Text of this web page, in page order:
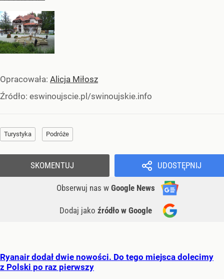
Opracowała: Alicja Miłosz
Źródło: eswinoujscie.pl/swinoujskie.info
Turystyka Podróże
UDOSTĘPNIJ
Obserwuj nas w Google News
Dodaj jako źródło w Google
SKOMENTUJ
Ryanair dodał dwie nowości. Do tego miejsca dolecimy
z Polski po raz pierwszy